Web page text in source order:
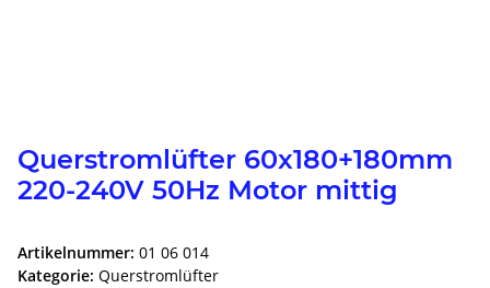
Querstromlüfter 60x180+180mm
220-240V 50Hz Motor mittig
Artikelnummer: 01 06 014
Kategorie: Querstromlüfter